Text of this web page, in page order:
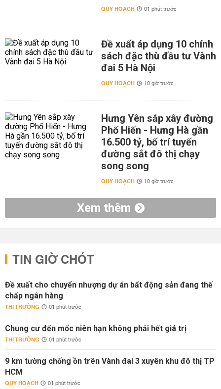
QUY HOẠCH 01 phút trước
Đề xuất áp dụng 10 chính
sách đặc thù đầu tư Vành
đai 5 Hà Nội
QUY HOẠCH 10 giờ trước
Hưng Yên sắp xây đường
Phố Hiến - Hưng Hà gần
16.500 tỷ, bố trí tuyến
đường sắt đô thị chạy
song song
QUY HOẠCH 10 giờ trước
Xem thêm
TIN GIỜ CHÓT
Đề xuất cho chuyển nhượng dự án bất động sản đang thế
chấp ngân hàng
THỊ TRƯỜNG 01 phút trước
Chung cư đến mốc niên hạn không phải hết giá trị
THỊ TRƯỜNG 01 phút trước
9 km tường chống ồn trên Vành đai 3 xuyên khu đô thị TP
HCM
QUY HOẠCH 01 phút trước